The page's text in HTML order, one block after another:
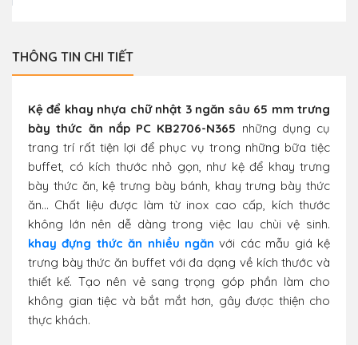
THÔNG TIN CHI TIẾT
Kệ để khay nhựa chữ nhật 3 ngăn sâu 65 mm trưng
bày thức ăn nắp PC KB2706-N365 những dụng cụ
trang trí rất tiện lợi để phục vụ trong những bữa tiệc
buffet, có kích thước nhỏ gọn, như kệ để khay trưng
bày thức ăn, kệ trưng bày bánh, khay trưng bày thức
ăn… Chất liệu được làm từ inox cao cấp, kích thước
không lớn nên dễ dàng trong việc lau chùi vệ sinh.
khay đựng thức ăn nhiều ngăn với các mẫu giá kệ
trưng bày thức ăn buffet với đa dạng về kích thước và
thiết kế. Tạo nên vẻ sang trọng góp phần làm cho
không gian tiệc và bắt mắt hơn, gây được thiện cho
thực khách.